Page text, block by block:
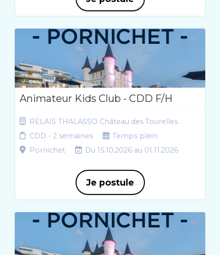
Animateur Kids Club - CDD F/H
RELAIS THALASSO Château des Tourelles
CDD - 2 semaines
Temps plein
Pornichet
Du 15.10.2026 au 01.11.2026
Je postule